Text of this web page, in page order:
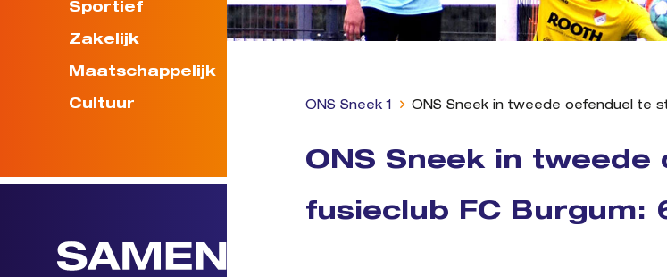
Sportief
Zakelijk
Maatschappelijk
Cultuur ONS Sneek 1 ONS Sneek in tweede oefenduel te
ONS Sneek in
fusieclub FC Burgum: